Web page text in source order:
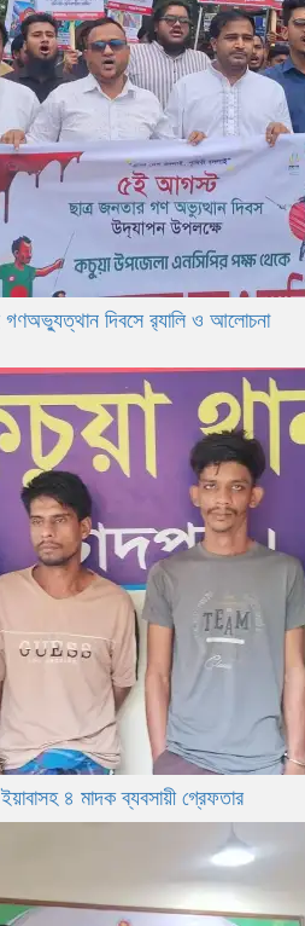
দিবসে র‌্যালি ও আলোচনা
৪ মাদক ব্যবসায়ী গ্রেফতার